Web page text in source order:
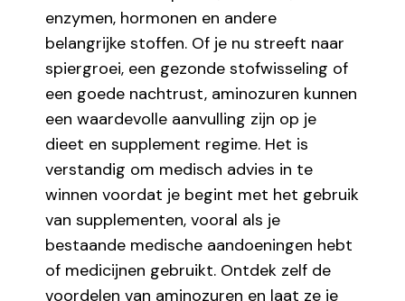
enzymen, hormonen en andere
belangrijke stoffen. Of je nu streeft naar
spiergroei, een gezonde stofwisseling of
een goede nachtrust, aminozuren kunnen
een waardevolle aanvulling zijn op je
dieet en supplement regime. Het is
verstandig om medisch advies in te
winnen voordat je begint met het gebruik
van supplementen, vooral als je
bestaande medische aandoeningen hebt
of medicijnen gebruikt. Ontdek zelf de
voordelen van aminozuren en laat ze je